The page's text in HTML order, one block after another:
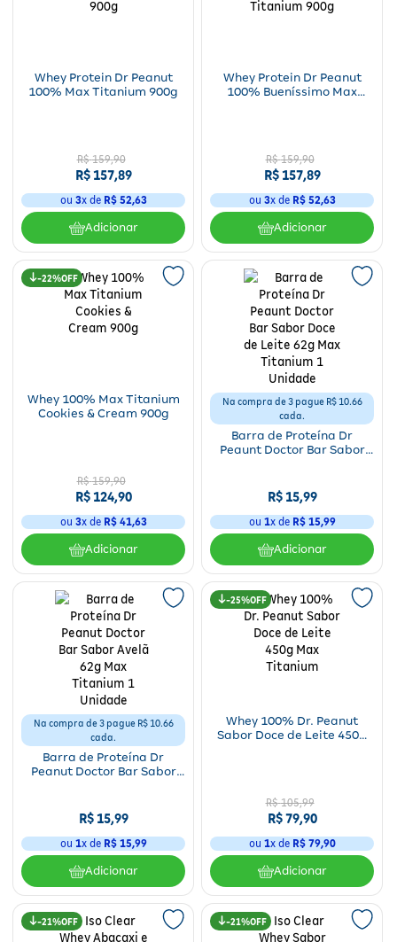
Whey Protein Dr Peanut
100% Max Titanium 900g
R$ 159,90
R$157,89
ou 3x de R$ 52,63
Adicionar
Whey Protein Dr Peanut
100% Bueníssimo Max
R$ 159,90
R$157,89
ou 3x de R$ 52,63
Adicionar
22%
Whey 100% Max Titanium
Cookies & Cream 900g
R$ 159,90
R$124,90
ou 3x de R$ 41,63
Adicionar
Na compra de 3 pague R$ 10.66
cada.
Barra de Proteína Dr
Peaunt Doctor Bar Sabor
R$15,99
ou 1x de R$ 15,99
Adicionar
Na compra de 3 pague R$ 10.66
cada.
Barra de Proteína Dr
Peanut Doctor Bar Sabor
R$15,99
ou 1x de R$ 15,99
Adicionar
25%
Whey 100% Dr. Peanut
Sabor Doce de Leite 450g
R$ 105,99
R$79,90
ou 1x de R$ 79,90
Adicionar
21% 21%
Fitoterápicos e Homeopáticos